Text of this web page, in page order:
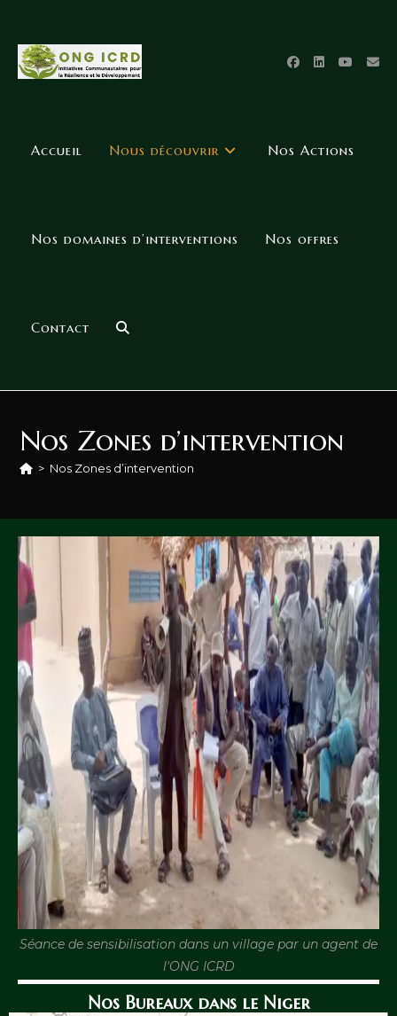
Accueil Nous découvrir Nos Actions
Nos domaines d’interventions Nos offres
Contact
Nos Zones d’intervention
> Nos Zones d’intervention
Séance de sensibilisation dans un village par un agent de
l'ONG ICRD
Nos Bureaux dans le Niger